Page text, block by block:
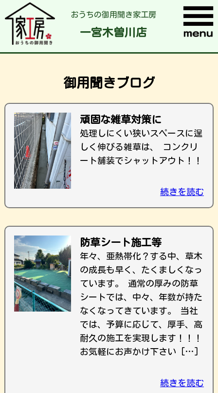
おうちの御用聞き家工房
一宮木曽川店
御用聞きブログ
頑固な雑草対策に
処理しにくい狭いスペースに逞
しく伸びる雑草は、 コンクリ
ート舗装でシャットアウト！！
続きを読む
防草シート施工等
年々、亜熱帯化？する中、草木
の成長も早く、たくましくなっ
ています。 通常の厚みの防草
シートでは、中々、年数が持た
なくなってきています。 当社
では、予算に応じて、厚手、高
耐久の施工を実現します！！！
お気軽にお声かけ下さい […]
続きを読む